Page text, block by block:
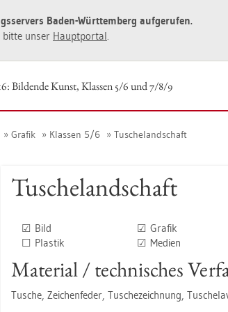
Baden-Würt­tem­berg auf­ge­ru­fen.
bitte unser Haupt­por­tal.
Bil­den­de Kunst, Klas­sen 5/6 und 7/8/9
Gra­fik Klas­sen 5/6 Tu­sche­land­schaft
Tu­sche­land­schaft
☑ Bild ☑ Gra­fik
☐ Plas­tik
☑ Me­di­en
Ma­te­ri­al / tech­ni­sches
Tu­sche, Zei­chen­fe­der, Tu­sche­zeich­nung,